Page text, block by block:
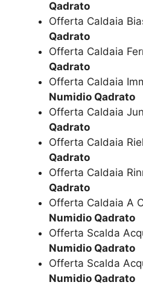
Qadrato
Offerta Caldaia
Qadrato
Offerta Caldaia
Qadrato
Offerta Caldaia
Numidio Qadrato
Offerta Caldaia
Qadrato
Offerta Caldaia
Qadrato
Offerta Caldaia
Qadrato
Offerta Caldaia A
Numidio Qadrato
Offerta Scalda
Numidio Qadrato
Offerta Scalda
Numidio Qadrato